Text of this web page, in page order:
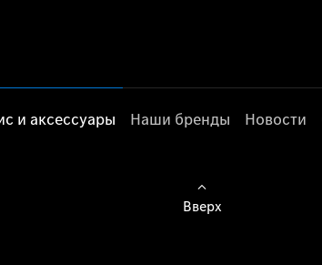
и аксессуары Наши бренды Новости
Вверх